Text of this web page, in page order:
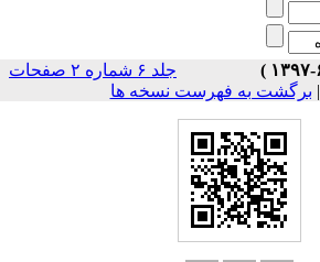
جلد ۶ شماره ۲ صفحات
برگشت به فهرست نسخه ها